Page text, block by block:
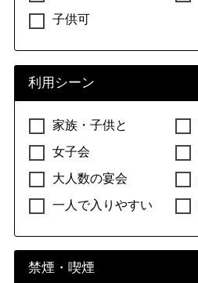
子供可
利用シーン
家族・子供と
女子会
大人数の宴会
一人で入りやすい
禁煙・喫煙